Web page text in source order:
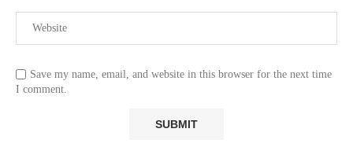
Save my name, email, and website in this browser for the next time
I comment.